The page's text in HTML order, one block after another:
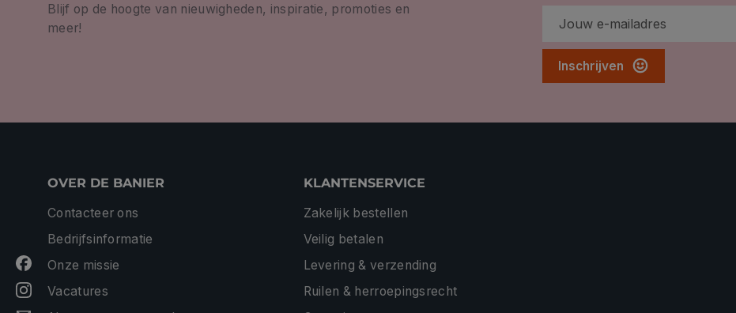
Blijf op de hoogte van nieuwigheden, inspiratie, promoties en
meer!
Inschrijven
OVER DE BANIER
Contacteer ons
Bedrijfsinformatie
Onze missie
Vacatures
KLANTENSERVICE
Zakelijk bestellen
Veilig betalen
Levering & verzending
Ruilen & herroepingsrecht